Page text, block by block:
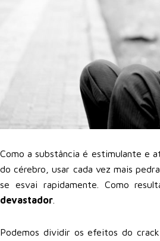
Como a substância é estimulante e
do cérebro, usar cada vez mais
se esvai rapidamente. Como
devastador
Podemos dividir os efeitos do